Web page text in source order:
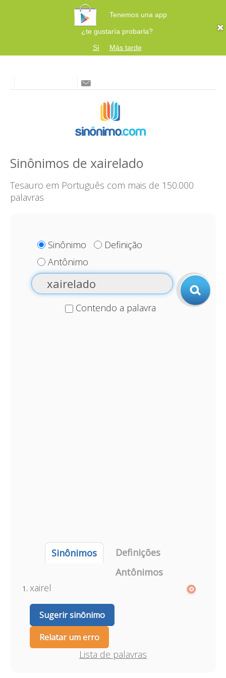
Tenemos una app
¿te gustaría probarla?
Sí
Más tarde
Sinônimos de xairelado
Tesauro em Português com mais de 150.000
palavras
Sinônimo
Definição
Antônimo
Contendo a palavra
Sinônimos
Definições
Antônimos
xairel
Sugerir sinônimo
Relatar um erro
Lista de palavras